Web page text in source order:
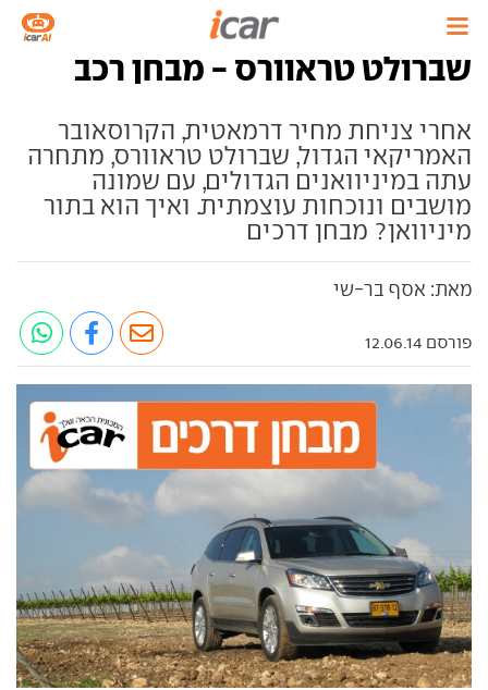
שברולט טראוורס - מבחן רכב
אחרי צניחת מחיר דרמאטית, הקרוסאובר
האמריקאי הגדול, שברולט טראוורס, מתחרה
עתה במיניוואנים הגדולים, עם שמונה
מושבים ונוכחות עוצמתית. ואיך הוא בתור
מיניוואן? מבחן דרכים
מאת: אסף בר-שי
פורסם 12.06.14